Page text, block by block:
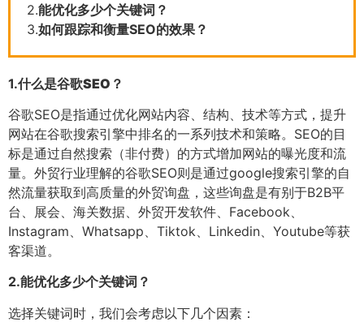
2.能优化多少个关键词？
3.如何跟踪和衡量SEO的效果？
1.什么是谷歌SEO？
谷歌SEO是指通过优化网站内容、结构、技术等方式，提升
网站在谷歌搜索引擎中排名的一系列技术和策略。SEO的目
标是通过自然搜索（非付费）的方式增加网站的曝光度和流
量。外贸行业理解的谷歌SEO则是通过google搜索引擎的自
然流量获取到高质量的外贸询盘，这些询盘是有别于B2B平
台、展会、海关数据、外贸开发软件、Facebook、
Instagram、Whatsapp、Tiktok、Linkedin、Youtube等获
客渠道。
2.能优化多少个关键词？
选择关键词时，我们会考虑以下几个因素：